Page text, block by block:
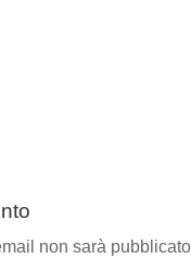
non sarà